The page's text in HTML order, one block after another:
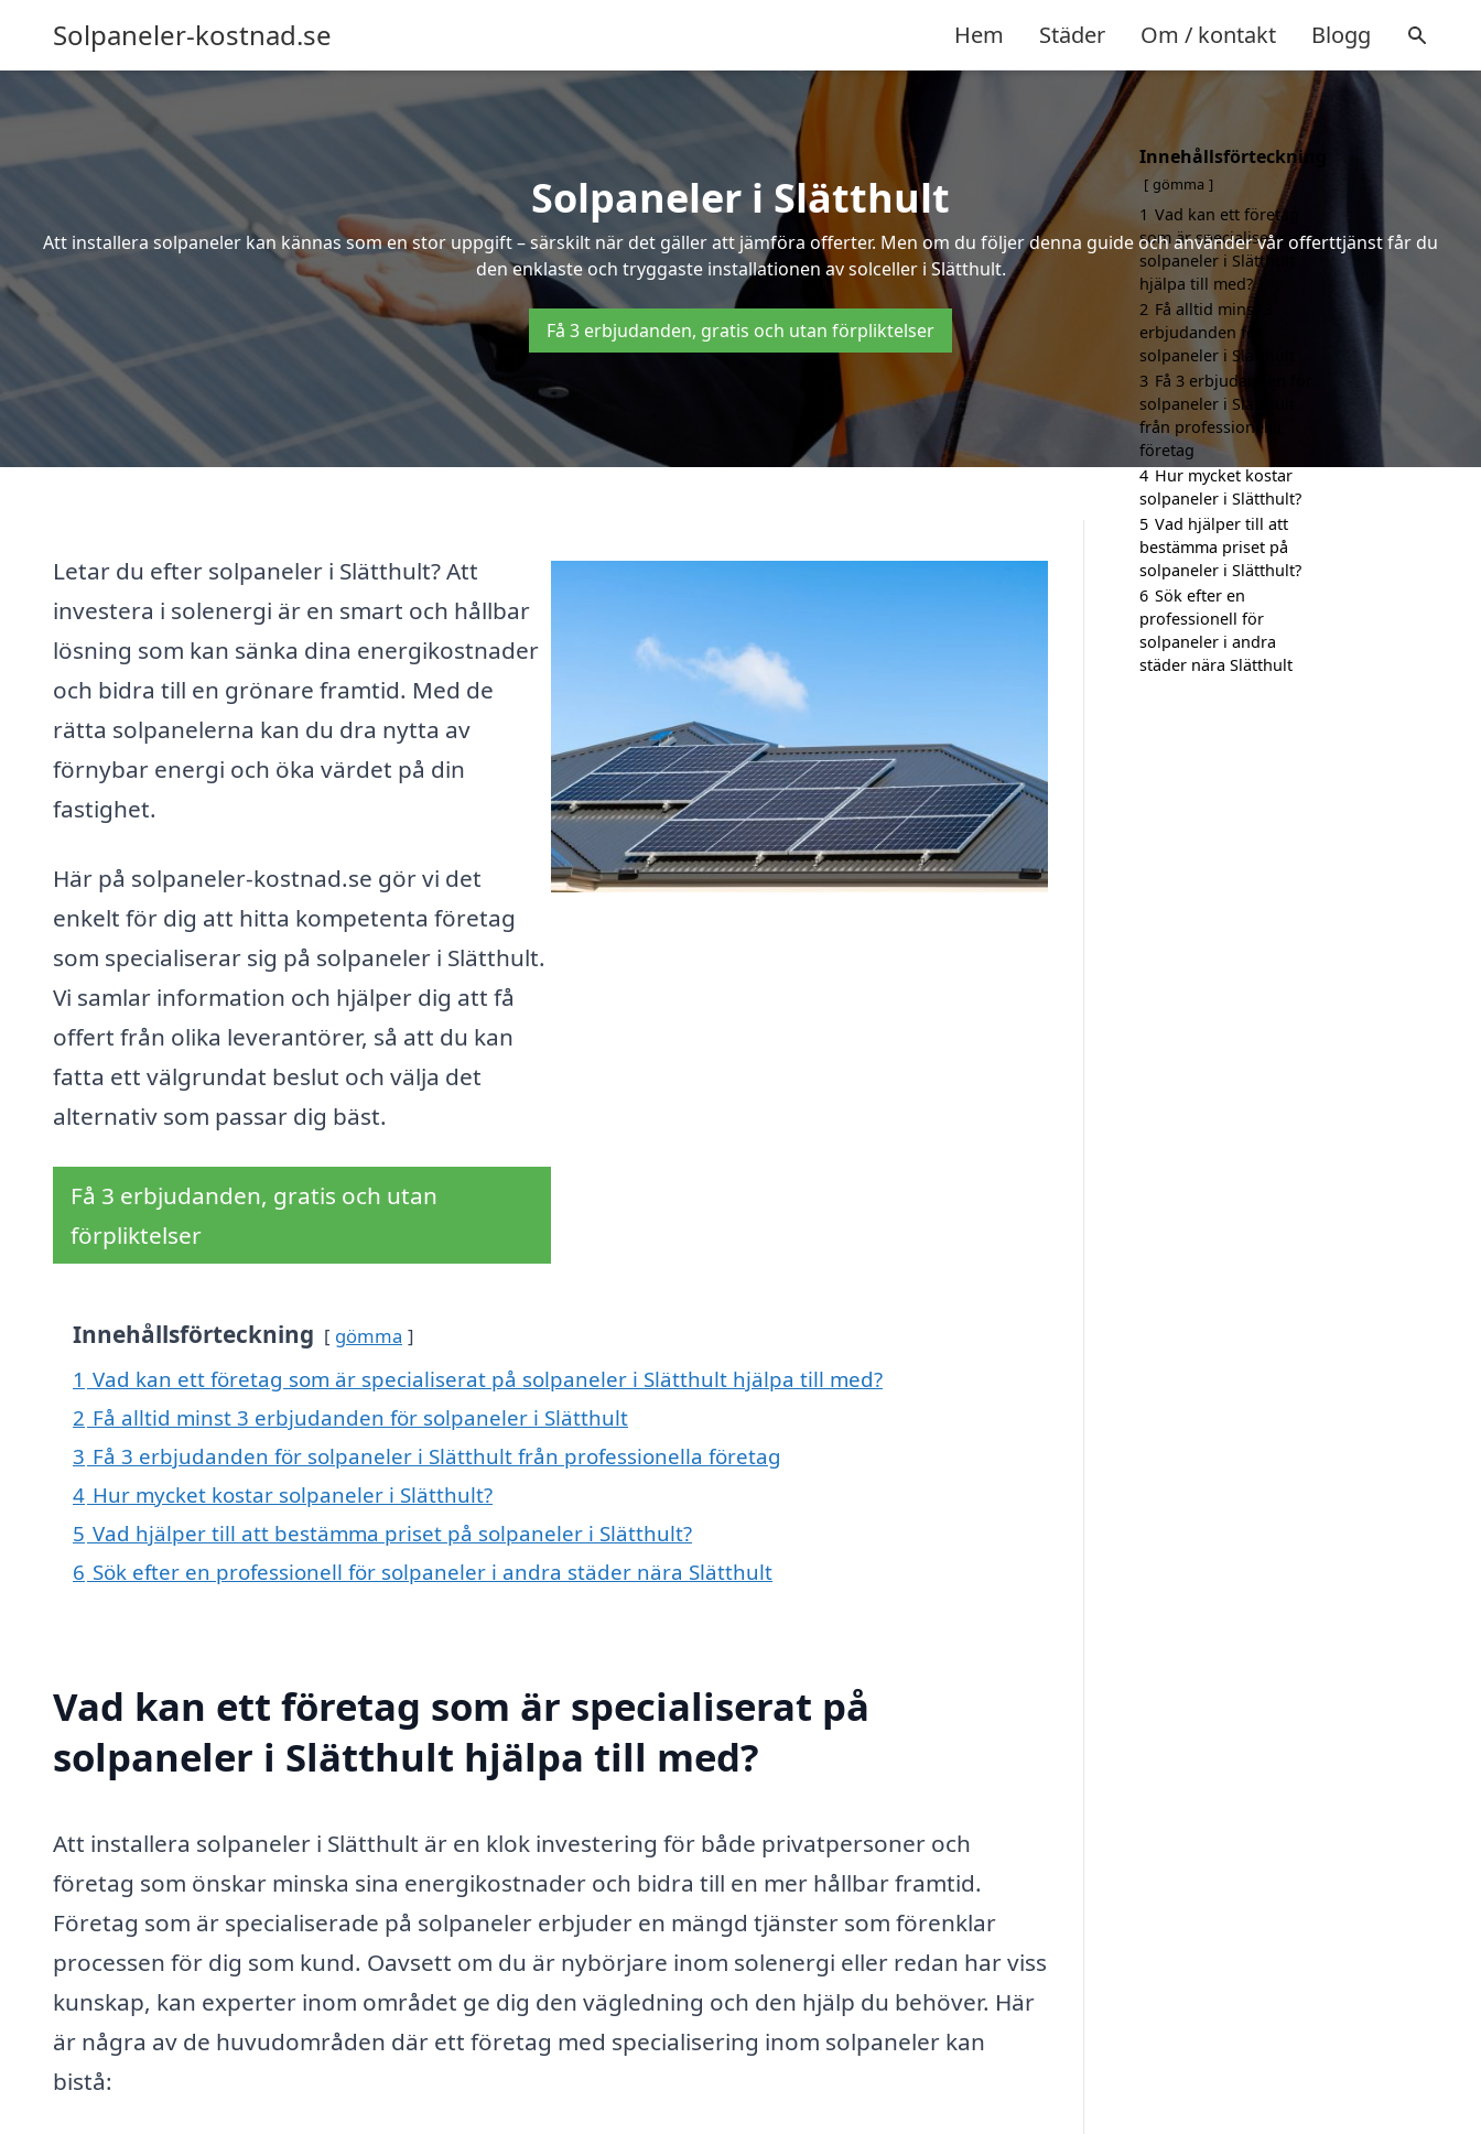
Solpaneler-kostnad.se Hem Städer Om / kontakt Blogg
Solpaneler i Slätthult
Att installera solpaneler kan kännas som en stor uppgift – särskilt när det gäller att jämföra offerter. Men om du följer denna guide och använder vår offerttjänst får du
den enklaste och tryggaste installationen av solceller i Slätthult.
Få 3 erbjudanden, gratis och utan förpliktelser
Letar du efter solpaneler i Slätthult? Att
investera i solenergi är en smart och hållbar
lösning som kan sänka dina energikostnader
och bidra till en grönare framtid. Med de
rätta solpanelerna kan du dra nytta av
förnybar energi och öka värdet på din
fastighet.
Här på solpaneler-kostnad.se gör vi det
enkelt för dig att hitta kompetenta företag
som specialiserar sig på solpaneler i Slätthult.
Vi samlar information och hjälper dig att få
offert från olika leverantörer, så att du kan
fatta ett välgrundat beslut och välja det
alternativ som passar dig bäst.
Få 3 erbjudanden, gratis och utan
förpliktelser
Innehållsförteckning gömma
1 Vad kan ett företag som är specialiserat på solpaneler i Slätthult hjälpa till med?
2 Få alltid minst 3 erbjudanden för solpaneler i Slätthult
3 Få 3 erbjudanden för solpaneler i Slätthult från professionella företag
4 Hur mycket kostar solpaneler i Slätthult?
5 Vad hjälper till att bestämma priset på solpaneler i Slätthult?
6 Sök efter en professionell för solpaneler i andra städer nära Slätthult
Vad kan ett företag som är specialiserat på
solpaneler i Slätthult hjälpa till med?
Att installera solpaneler i Slätthult är en klok investering för både privatpersoner och
företag som önskar minska sina energikostnader och bidra till en mer hållbar framtid.
Företag som är specialiserade på solpaneler erbjuder en mängd tjänster som förenklar
processen för dig som kund. Oavsett om du är nybörjare inom solenergi eller redan har viss
kunskap, kan experter inom området ge dig den vägledning och den hjälp du behöver. Här
är några av de huvudområden där ett företag med specialisering inom solpaneler kan
bistå:
Innehållsförteckning
gömma
1 Vad kan ett företag
som är specialiserat på
solpaneler i Slätthult
hjälpa till med?
2 Få alltid minst 3
erbjudanden för
solpaneler i Slätthult
3 Få 3 erbjudanden för
solpaneler i Slätthult
från professionella
företag
4 Hur mycket kostar
solpaneler i Slätthult?
5 Vad hjälper till att
bestämma priset på
solpaneler i Slätthult?
6 Sök efter en
professionell för
solpaneler i andra
städer nära Slätthult